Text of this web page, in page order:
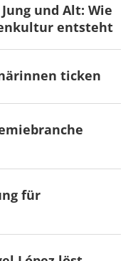
und Alt: Wie
entsteht
ticken
für